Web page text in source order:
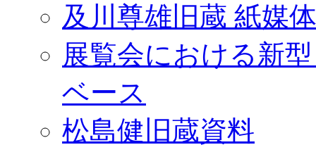
及川尊雄旧蔵 紙媒
展覧会における新
ベース
松島健旧蔵資料